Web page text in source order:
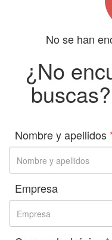
No se han
¿No
Nombre y apellidos
Empresa